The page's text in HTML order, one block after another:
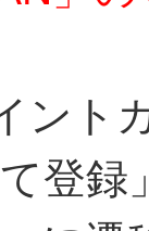
ント
登録